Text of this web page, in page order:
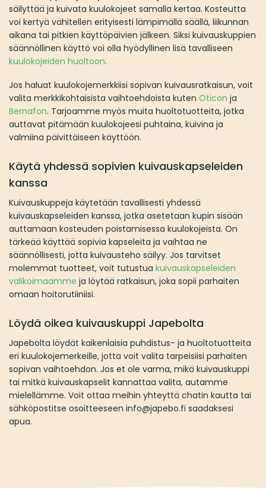
säilyttää ja kuivata kuulokojeet samalla kertaa. Kosteutta
voi kertyä vähitellen erityisesti lämpimällä säällä, liikunnan
aikana tai pitkien käyttöpäivien jälkeen. Siksi kuivauskuppien
säännöllinen käyttö voi olla hyödyllinen lisä tavalliseen
kuulokojeiden huoltoon.
Jos haluat kuulokojemerkkiisi sopivan kuivausratkaisun, voit
valita merkkikohtaisista vaihtoehdoista kuten Oticon ja
Bernafon. Tarjoamme myös muita huoltotuotteita, jotka
auttavat pitämään kuulokojeesi puhtaina, kuivina ja
valmiina päivittäiseen käyttöön.
Käytä yhdessä sopivien kuivauskapseleiden
kanssa
Kuivauskuppeja käytetään tavallisesti yhdessä
kuivauskapseleiden kanssa, jotka asetetaan kupin sisään
auttamaan kosteuden poistamisessa kuulokojeista. On
tärkeää käyttää sopivia kapseleita ja vaihtaa ne
säännöllisesti, jotta kuivausteho säilyy. Jos tarvitset
molemmat tuotteet, voit tutustua kuivauskapseleiden
valikoimaamme ja löytää ratkaisun, joka sopii parhaiten
omaan hoitorutiiniisi.
Löydä oikea kuivauskuppi Japebolta
Japebolta löydät kaikenlaisia puhdistus- ja huoltotuotteita
eri kuulokojemerkeille, jotta voit valita tarpeisiisi parhaiten
sopivan vaihtoehdon. Jos et ole varma, mikä kuivauskuppi
tai mitkä kuivauskapselit kannattaa valita, autamme
mielellämme. Voit ottaa meihin yhteyttä chatin kautta tai
sähköpostitse osoitteeseen info@japebo.fi saadaksesi
apua.